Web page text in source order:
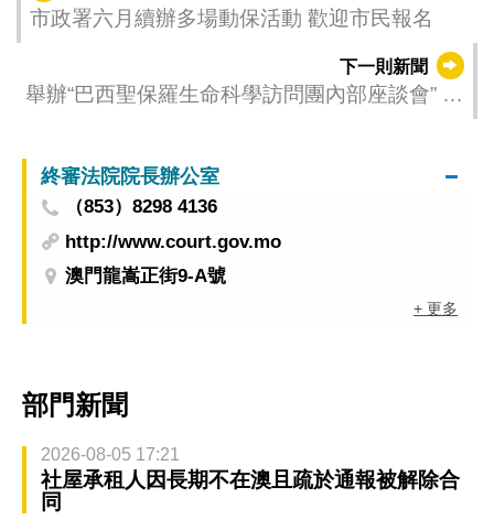
市政署六月續辦多場動保活動 歡迎市民報名
下一則新聞
舉辦“巴西聖保羅生命科學訪問團內部座談會” 探
目簽署
終審法院院長辦公室
（853）8298 4136
http://www.court.gov.mo
澳門龍嵩正街9-A號
+ 更多
部門新聞
2026-08-05 17:21
社屋承租人因長期不在澳且疏於通報被解除合
同